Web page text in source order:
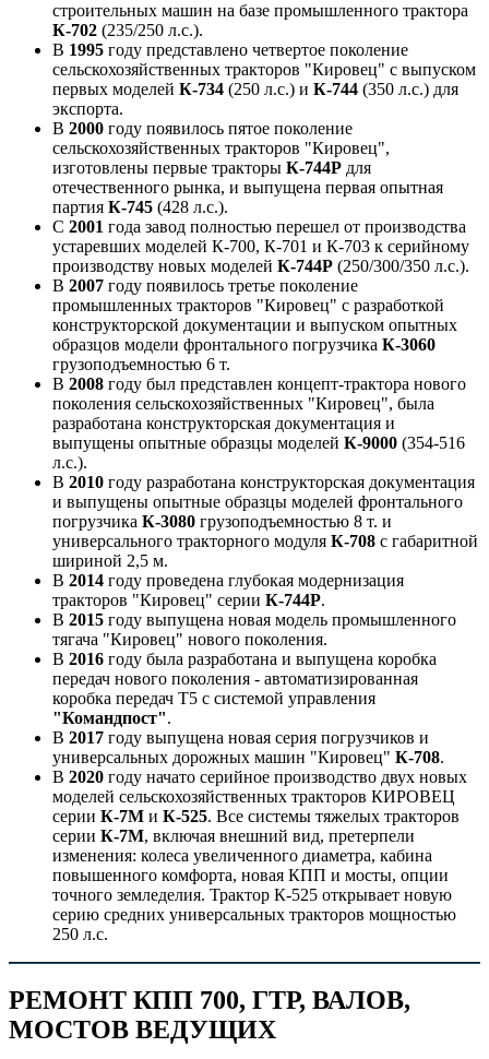
строительных машин на базе промышленного трактора
К-702 (235/250 л.с.).
В 1995 году представлено четвертое поколение
сельскохозяйственных тракторов "Кировец" с выпуском
первых моделей К-734 (250 л.с.) и К-744 (350 л.с.) для
экспорта.
В 2000 году появилось пятое поколение
сельскохозяйственных тракторов "Кировец",
изготовлены первые тракторы К-744Р для
отечественного рынка, и выпущена первая опытная
партия К-745 (428 л.с.).
С 2001 года завод полностью перешел от производства
устаревших моделей К-700, К-701 и К-703 к серийному
производству новых моделей К-744Р (250/300/350 л.с.).
В 2007 году появилось третье поколение
промышленных тракторов "Кировец" с разработкой
конструкторской документации и выпуском опытных
образцов модели фронтального погрузчика К-3060
грузоподъемностью 6 т.
В 2008 году был представлен концепт-трактора нового
поколения сельскохозяйственных "Кировец", была
разработана конструкторская документация и
выпущены опытные образцы моделей К-9000 (354-516
л.с.).
В 2010 году разработана конструкторская документация
и выпущены опытные образцы моделей фронтального
погрузчика К-3080 грузоподъемностью 8 т. и
универсального тракторного модуля К-708 с габаритной
шириной 2,5 м.
В 2014 году проведена глубокая модернизация
тракторов "Кировец" серии К-744Р.
В 2015 году выпущена новая модель промышленного
тягача "Кировец" нового поколения.
В 2016 году была разработана и выпущена коробка
передач нового поколения - автоматизированная
коробка передач Т5 с системой управления
"Командпост".
В 2017 году выпущена новая серия погрузчиков и
универсальных дорожных машин "Кировец" К-708.
В 2020 году начато серийное производство двух новых
моделей сельскохозяйственных тракторов КИРОВЕЦ
серии К-7М и К-525. Все системы тяжелых тракторов
серии К-7М, включая внешний вид, претерпели
изменения: колеса увеличенного диаметра, кабина
повышенного комфорта, новая КПП и мосты, опции
точного земледелия. Трактор К-525 открывает новую
серию средних универсальных тракторов мощностью
250 л.с.
РЕМОНТ КПП 700, ГТР, ВАЛОВ,
МОСТОВ ВЕДУЩИХ